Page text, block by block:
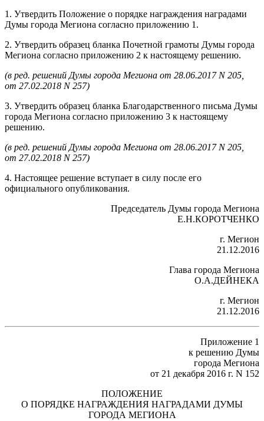
1. Утвердить Положение о порядке награждения наградами
Думы города Мегиона согласно приложению 1.
2. Утвердить образец бланка Почетной грамоты Думы города
Мегиона согласно приложению 2 к настоящему решению.
(в ред. решений Думы города Мегиона от 28.06.2017 N 205,
от 27.02.2018 N 257)
3. Утвердить образец бланка Благодарственного письма Думы
города Мегиона согласно приложению 3 к настоящему
решению.
(в ред. решений Думы города Мегиона от 28.06.2017 N 205,
от 27.02.2018 N 257)
4. Настоящее решение вступает в силу после его
официального опубликования.
Председатель Думы города Мегиона
Е.Н.КОРОТЧЕНКО
г. Мегион
21.12.2016
Глава города Мегиона
О.А.ДЕЙНЕКА
г. Мегион
21.12.2016
Приложение 1
к решению Думы
города Мегиона
от 21 декабря 2016 г. N 152
ПОЛОЖЕНИЕ
О ПОРЯДКЕ НАГРАЖДЕНИЯ НАГРАДАМИ ДУМЫ
ГОРОДА МЕГИОНА